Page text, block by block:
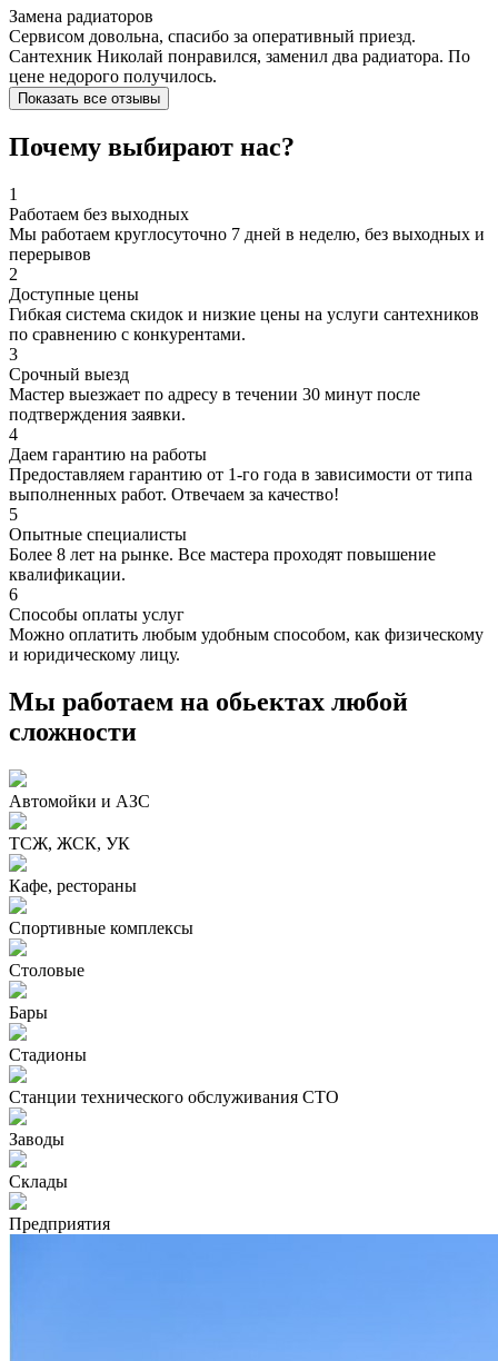
Замена радиаторов
Сервисом довольна, спасибо за оперативный приезд.
Сантехник Николай понравился, заменил два радиатора. По
цене недорого получилось.
Показать все отзывы
Почему выбирают нас?
1
Работаем без выходных
Мы работаем круглосуточно 7 дней в неделю, без выходных и
перерывов
2
Доступные цены
Гибкая система скидок и низкие цены на услуги сантехников
по сравнению с конкурентами.
3
Срочный выезд
Мастер выезжает по адресу в течении 30 минут после
подтверждения заявки.
4
Даем гарантию на работы
Предоставляем гарантию от 1-го года в зависимости от типа
выполненных работ. Отвечаем за качество!
5
Опытные специалисты
Более 8 лет на рынке. Все мастера проходят повышение
квалификации.
6
Способы оплаты услуг
Можно оплатить любым удобным способом, как физическому
и юридическому лицу.
Мы работаем на обьектах любой
сложности
Автомойки и АЗС
ТСЖ, ЖСК, УК
Кафе, рестораны
Спортивные комплексы
Столовые
Бары
Стадионы
Станции технического обслуживания СТО
Заводы
Склады
Предприятия